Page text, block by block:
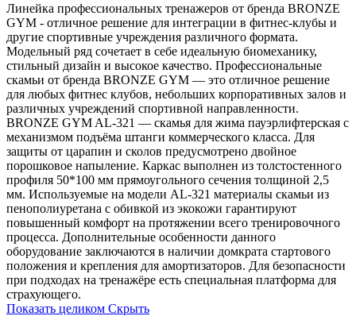
Линейка профессиональных тренажеров от бренда BRONZE
GYM - отличное решение для интеграции в фитнес-клубы и
другие спортивные учреждения различного формата.
Модельный ряд сочетает в себе идеальную биомеханику,
стильный дизайн и высокое качество. Профессиональные
скамьи от бренда BRONZE GYM — это отличное решение
для любых фитнес клубов, небольших корпоративных залов и
различных учреждений спортивной направленности.
BRONZE GYM AL-321 — скамья для жима пауэрлифтерская с
механизмом подъёма штанги коммерческого класса. Для
защиты от царапин и сколов предусмотрено двойное
порошковое напыление. Каркас выполнен из толстостенного
профиля 50*100 мм прямоугольного сечения толщиной 2,5
мм. Используемые на модели AL-321 материалы скамьи из
пенополиуретана с обивкой из экокожи гарантируют
повышенный комфорт на протяжении всего тренировочного
процесса. Дополнительные особенности данного
оборудование заключаются в наличии домкрата стартового
положения и крепления для амортизаторов. Для безопасности
при подходах на тренажёре есть специальная платформа для
страхующего.
Показать целиком Скрыть